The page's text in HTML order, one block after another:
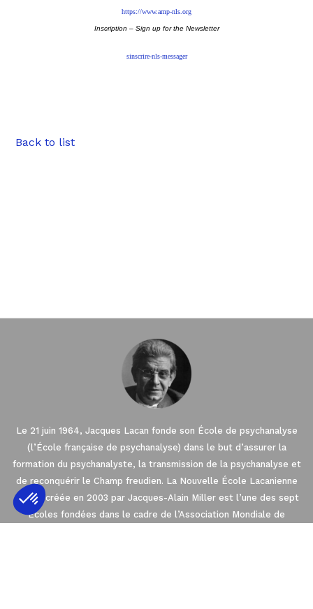
https://www.amp-nls.org
Inscription – Sign up for the Newsletter
sinscrire-nls-messager
Back to list
Le 21 juin 1964, Jacques Lacan fonde son École de psychanalyse
(l’École française de psychanalyse) dans le but d’assurer la
formation du psychanalyste, la transmission de la psychanalyse et
de reconquérir le Champ freudien. La Nouvelle École Lacanienne
(NLS), créée en 2003 par Jacques-Alain Miller est l’une des sept
Écoles fondées dans le cadre de l’Association Mondiale de